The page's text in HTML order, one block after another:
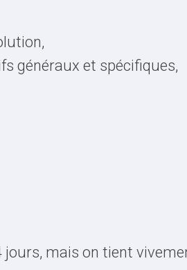
généraux et spécifiques,
mais on tient